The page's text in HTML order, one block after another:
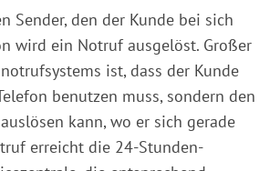
Sender, den der Kunde bei sich
wird ein Notruf ausgelöst. Großer
ist, dass der Kunde
benutzen muss, sondern den
kann, wo er sich gerade
erreicht die 24-Stunden-